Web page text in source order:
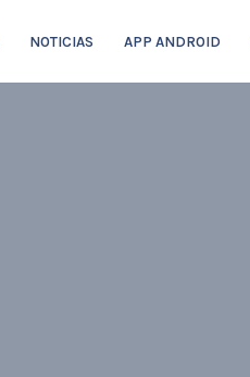
NOTICIAS APP ANDROID